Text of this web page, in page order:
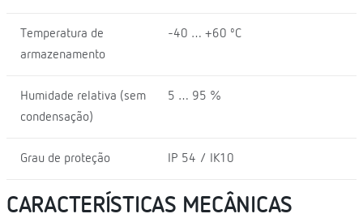
Temperatura de
armazenamento
-40 … +60 ºC
Humidade relativa (sem
condensação)
5 … 95 %
Grau de proteção IP 54 / IK10
CARACTERÍSTICAS MECÂNICAS